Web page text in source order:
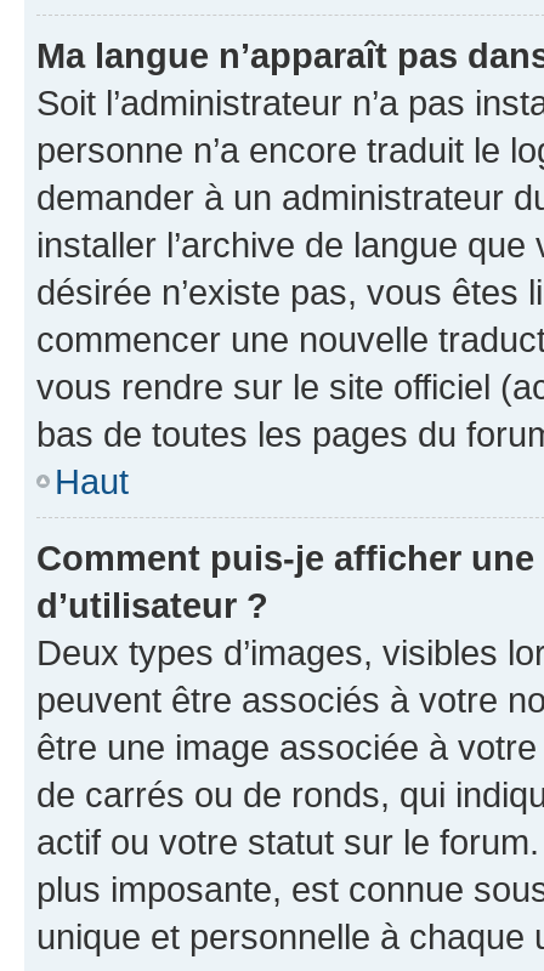
Ma langue n’apparaît pas
Soit l’administrateur n’a pas
personne n’a encore traduit le
demander à un administrateur
installer l’archive de langue
désirée n’existe pas, vous êtes
commencer une nouvelle
vous rendre sur le site officiel
bas de toutes les pages du
Haut
Comment puis-je afficher
d’utilisateur ?
Deux types d’images, visibles
peuvent être associés à votre
être une image associée à
de carrés ou de ronds, qui
actif ou votre statut sur le
plus imposante, est connue
unique et personnelle à chaque